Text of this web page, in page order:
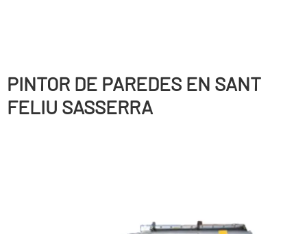
PINTOR DE PAREDES EN SANT
FELIU SASSERRA